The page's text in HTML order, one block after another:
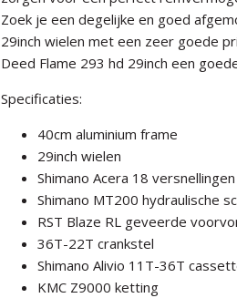
Zoek je een degelijke en goed
29inch wielen met een zeer goede
Deed Flame 293 hd 29inch een
Specificaties:
40cm aluminium frame
29inch wielen
Shimano Acera 18
Shimano MT200 hydraulische
RST Blaze RL geveerde
36T-22T crankstel
Shimano Alivio 11T-36T
KMC Z9000 ketting